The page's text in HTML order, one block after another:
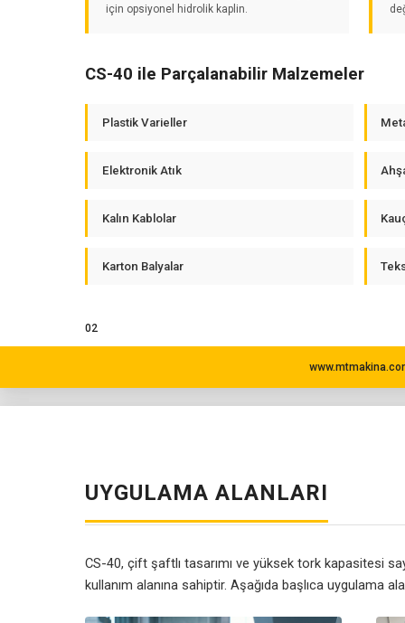
için opsiyonel hidrolik kaplin.
CS-40 ile Parçalanabilir Malzemeler
Plastik Varieller
Elektronik Atık
Kalın Kablolar
Karton Balyalar
02
UYGULAMA ALANLARI
CS-40, çift şaftlı tasarımı ve yüksek tork kapasitesi
kullanım alanına sahiptir. Aşağıda başlıca uygulama